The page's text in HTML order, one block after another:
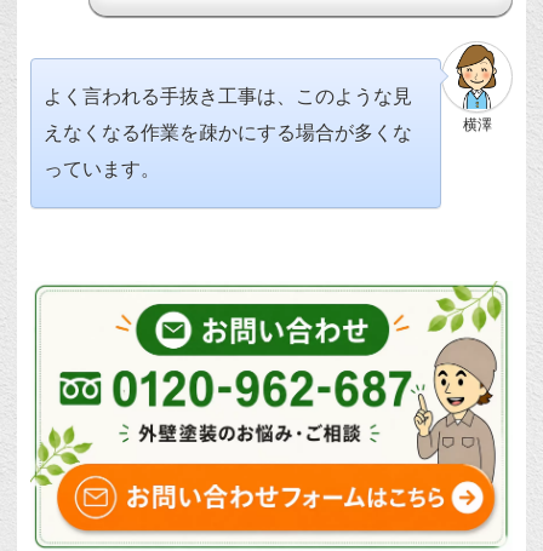
横澤
よく言われる手抜き工事は、このような見
えなくなる作業を疎かにする場合が多くな
っています。